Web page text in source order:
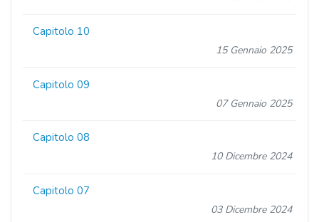
Capitolo 10
15 Gennaio 2025
Capitolo 09
07 Gennaio 2025
Capitolo 08
10 Dicembre 2024
Capitolo 07
03 Dicembre 2024